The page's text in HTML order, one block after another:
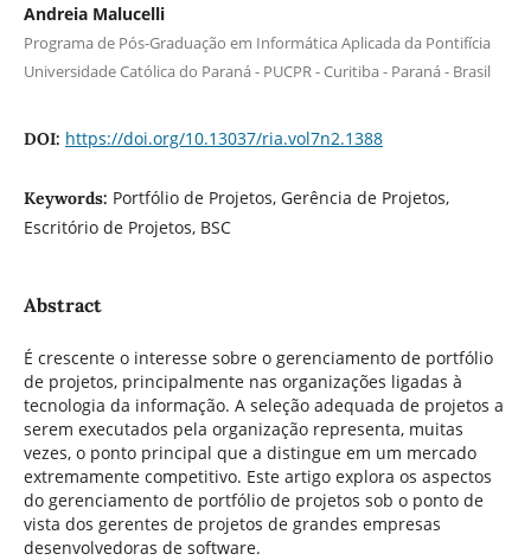
Andreia Malucelli
Programa de Pós-Graduação em Informática Aplicada da Pontifícia
Universidade Católica do Paraná - PUCPR - Curitiba - Paraná - Brasil
DOI: https://doi.org/10.13037/ria.vol7n2.1388
Keywords: Portfólio de Projetos, Gerência de Projetos,
Escritório de Projetos, BSC
Abstract
É crescente o interesse sobre o gerenciamento de portfólio
de projetos, principalmente nas organizações ligadas à
tecnologia da informação. A seleção adequada de projetos a
serem executados pela organização representa, muitas
vezes, o ponto principal que a distingue em um mercado
extremamente competitivo. Este artigo explora os aspectos
do gerenciamento de portfólio de projetos sob o ponto de
vista dos gerentes de projetos de grandes empresas
desenvolvedoras de software.